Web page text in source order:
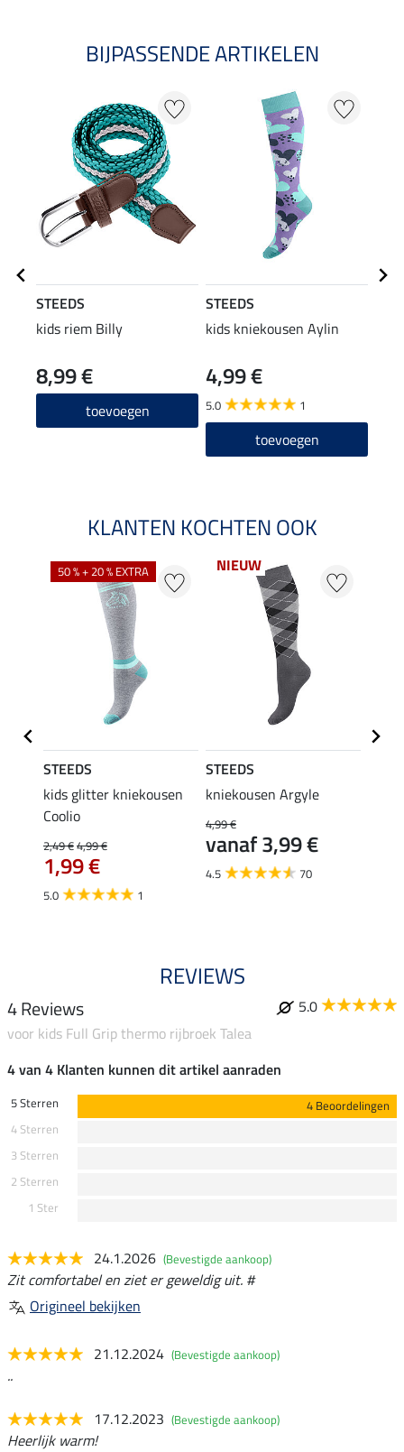
BIJPASSENDE ARTIKELEN
STEEDS
kids riem Billy
8,99 €
toevoegen
STEEDS
kids kniekousen Aylin
4,99 €
5.0 1
toevoegen
KLANTEN KOCHTEN OOK
50 % + 20 % EXTRA
STEEDS
kids glitter kniekousen
Coolio
2,49 €4,99 €
1,99 €
5.0 1
NIEUW
STEEDS
kniekousen Argyle
4,99 €
vanaf 3,99 €
4.5 70
REVIEWS
4 Reviews
5.0
voor kids Full Grip thermo rijbroek Talea
4 van 4 Klanten kunnen dit artikel aanraden
5 Sterren
4 Beoordelingen
4 Sterren
3 Sterren
2 Sterren
1 Ster
24.1.2026 (Bevestigde aankoop)
Zit comfortabel en ziet er geweldig uit. #
Origineel bekijken
21.12.2024 (Bevestigde aankoop)
..
17.12.2023 (Bevestigde aankoop)
Heerlijk warm!